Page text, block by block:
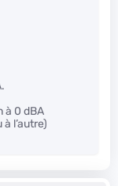
à 0 dBA
l’autre)